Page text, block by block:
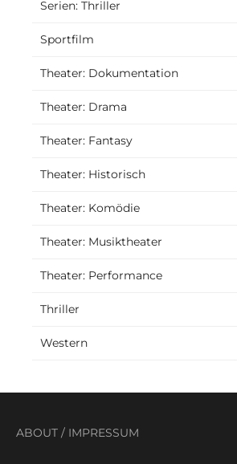
Serien: Thriller
Sportfilm
Theater: Dokumentation
Theater: Drama
Theater: Fantasy
Theater: Historisch
Theater: Komödie
Theater: Musiktheater
Theater: Performance
Thriller
Western
ABOUT / IMPRESSUM